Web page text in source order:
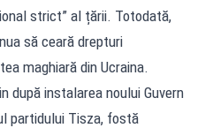
strict” al țării. Totodată,
să ceară drepturi
maghiară din Ucraina.
după instalarea noului Guvern
partidului Tisza, fostă